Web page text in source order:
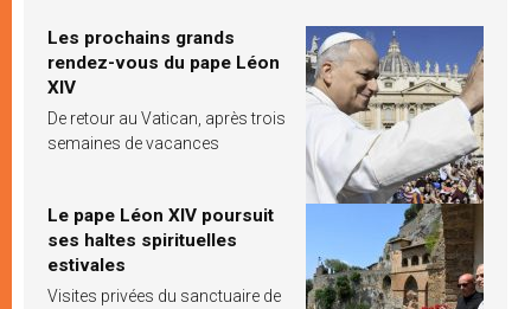
Les prochains grands
rendez-vous du pape Léon
XIV
De retour au Vatican, après trois
semaines de vacances
Le pape Léon XIV poursuit
ses haltes spirituelles
estivales
Visites privées du sanctuaire de